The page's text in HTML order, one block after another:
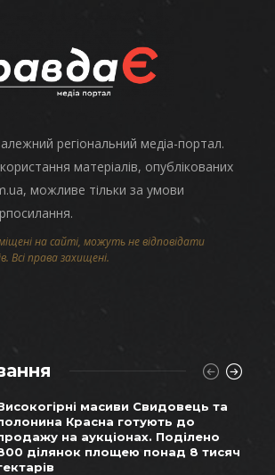
регіональний медіа-портал.
матеріалів, опублікованих
можливе тільки за умови
на сайті, можуть не відповідати
Всі права захищені.
масиви Свидовець та
Красна готують до
на аукціонах. Поділено
ділянок площею понад 8 тисяч